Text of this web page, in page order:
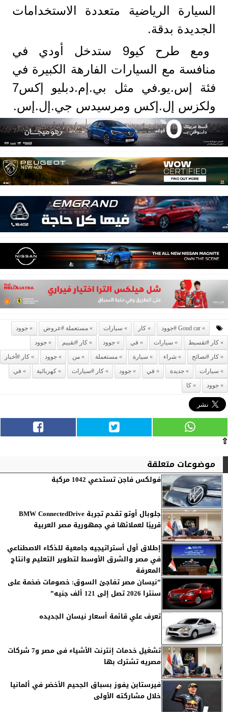
السيارة الرياضية متعددة الاستخدامات
الجديدة بدقة.
ومع طرح كيو9 ستدخل أودي في
منافسة مع السيارات الفارهة الكبيرة في
فئة إس.يو.في مثل بي.إم.دبليو إكس7
ولكزس إل.إكس ومرسيدس جي.إل.إس.
Goud car #جوود كار سيارات مستعملة #عروض
جوود
كار #تقسيط
سيارات في جوود كار #تقييم
جوود
كار #نصائح
شراء سيارة مستعملة من جوود
كار #أخبار
سيارات
جديدة في جوود كار #سيارات كهربائية
في
جوود
كا
⇧
موضوعات متعلقة
فولكس فاجن تستدعي 1042 مركبة
جلوبال أوتو تقدم تجربة BMW ConnectedDrive
قريبًا لعملائها في جمهورية مصر العربية
إطلاق أول أستراتيجيه جامعية للذكاء الاصطناعي
في مصر والشرق الأوسط لتطوير التعليم وانتاج
المعرفة
”نيسان مصر تفاجئ السوق: خصومات ضخمة على
سنترا 2026 تصل إلى 121 ألف جنيه”
تعرف علي قائمة أسعار نيسان الجديده
تشغيل خدمات إنترنت الأشياء فى مصر و7 شركات
مصريه تشترك بها
فيرستابن يفوز بسباق الجحيم الأخضر في ألمانيا
خلال مشاركته الأولى